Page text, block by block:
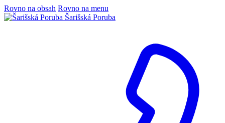
Rovno na obsah Rovno na menu
Šarišská Poruba